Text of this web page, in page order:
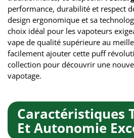
performance, durabilité et respect
design ergonomique et sa
choix idéal pour les vapoteurs
vape de qualité supérieure au
facilement ajouter cette puff
collection pour découvrir une
vapotage.
Caractéristiques
Et Autonomie